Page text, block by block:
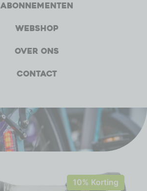
Abonnementen
Webshop
Over ons
Contact
10% Korting